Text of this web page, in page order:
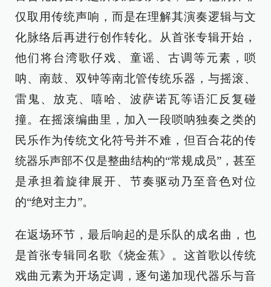
仅取用传统声响，而是在理解其演奏逻辑与文
化脉络后再进行创作转化。从首张专辑开始，
他们将台湾歌仔戏、童谣、古调等元素，唢
呐、南鼓、双钟等南北管传统乐器，与摇滚、
雷鬼、放克、嘻哈、波萨诺瓦等语汇反复碰
撞。在摇滚编曲里，加入一段唢呐独奏之类的
民乐作为传统文化符号并不难，但百合花的传
统器乐声部不仅是整曲结构的“常规成员”，甚至
是承担着旋律展开、节奏驱动乃至音色对位
的“绝对主力”。
在返场环节，最后响起的是乐队的成名曲，也
是首张专辑同名歌《烧金蕉》。这首歌以传统
戏曲元素为开场定调，逐句递加现代器乐与音